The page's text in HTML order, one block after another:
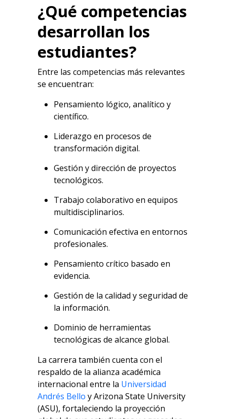
¿Qué competencias
desarrollan los
estudiantes?
Entre las competencias más relevantes
se encuentran:
Pensamiento lógico, analítico y
científico.
Liderazgo en procesos de
transformación digital.
Gestión y dirección de proyectos
tecnológicos.
Trabajo colaborativo en equipos
multidisciplinarios.
Comunicación efectiva en entornos
profesionales.
Pensamiento crítico basado en
evidencia.
Gestión de la calidad y seguridad de
la información.
Dominio de herramientas
tecnológicas de alcance global.
La carrera también cuenta con el
respaldo de la alianza académica
internacional entre la Universidad
Andrés Bello y Arizona State University
(ASU), fortaleciendo la proyección